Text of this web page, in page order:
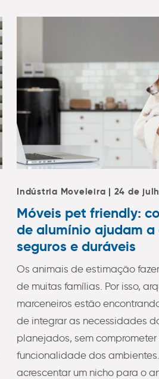
Indústria Moveleira | 24 de
Móveis pet friendly:
de alumínio ajudam
seguros e duráveis
Os animais de estimação
de muitas famílias. Por isso,
marceneiros estão
de integrar as necessidades
planejados, sem
funcionalidade dos
acrescentar um nicho para o